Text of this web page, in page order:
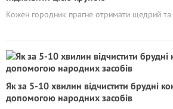
Кожен городник прагне отримати щедрий
Як за 5-10 хвилин відчистити брудні
допомогою народних засобів